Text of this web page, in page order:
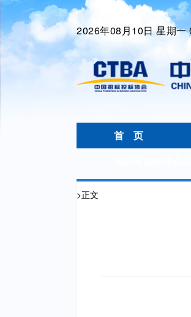
2026年08月10日 星期一
首 页
>正文